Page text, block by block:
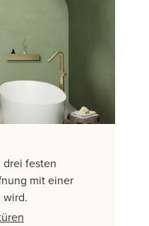
drei festen
mit einer
wird.